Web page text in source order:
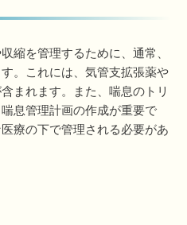
縮を管理するために、通常、
。これには、気管支拡張薬や
まれます。また、喘息のトリ
息管理計画の作成が重要で
療の下で管理される必要があ